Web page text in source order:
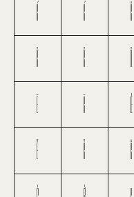
Ć ć Ĉ
Č č
Ē ē Ė
Ě ě Ĝ